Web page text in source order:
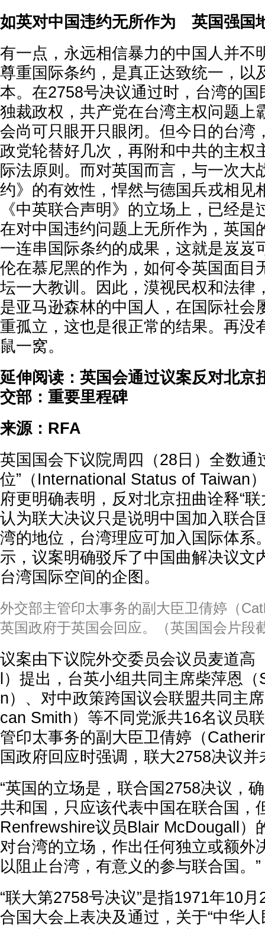
如英对中国违约无所作为 英国强国
有一点，永远相信暴力的中国人并不
尊重国际条约，是真正达致统一，以
本。在2758号决议通过时，台湾的
独裁政权，共产党在台湾主权问题上
会尚可只眼开只眼闭。但今日的台湾
政党轮替好几次，再附和中共的主权
际法原则。而对英国而言，与一次大
约》的有效性，悍然与德国兵戎相见
《中英联合声明》的立场上，已经
在对中国违约问题上无所作为，英国
一连串国际条约的成果，这就是岌岌
伦在慕尼黑的作为，如何令英国面目
坛一大教训。因此，漠视民权和法律
是亚马逊森林的中国人，在国际社会
重孤立，这也是很正常的结果。再没
鼠一窝。
延伸阅读：英国会通过议案反对北
交部：重要里程碑
来源：RFA
英国国会下议院周四（28日）全数通
位”（International Status of Taiwan
府更明确表明，反对北京扭曲诠释“
认为联大决议只是说明中国加入联合
湾的地位，台湾理应可加入国际体系
示，议案明确驳斥了中国曲解决议文
台湾国际空间的企图。
外交部主管印太事务的副大臣卫倩婷（
英国政府于英国会回应。（英国国会片段
议案由下议院外交委员会议员麦道高
l）提出，台英小组共同主席柴萍恩
n）、对中政策跨国议会联盟共同主
can Smith）等不同党派共16名议员
管印太事务的副大臣卫倩婷（
国政府回应时强调，联大2758决议
“英国的立场是，联合国2758决议，
共和国，只应该代表中国在联合国，
Renfrewshire议员Blair McDougall）
对台湾的立场，作出任何独立或额外
以阻止台湾，有意义的参与联合国。”
“联大第2758号决议”是指1971年10
合国大会上表决及通过，关于“中华